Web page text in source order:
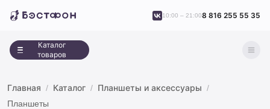
Каталог
товаров
10:00 – 21:008 816 255 55 35
Главная Каталог Планшеты и аксессуары
Планшеты